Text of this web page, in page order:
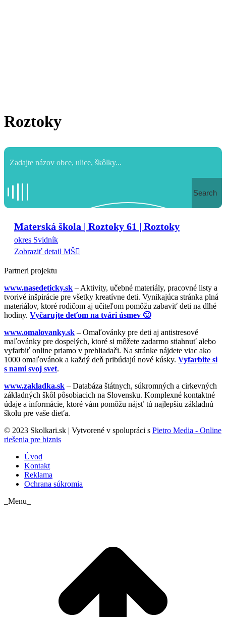
Roztoky
Search
Materská škola | Roztoky 61 | Roztoky
okres Svidník
Zobraziť detail MŠ
Partneri projektu
www.nasedeticky.sk – Aktivity, učebné materiály, pracovné listy a
tvorivé inšpirácie pre všetky kreatívne deti. Vynikajúca stránka plná
materiálov, ktoré rodičom aj učiteľom pomôžu zabaviť deti na dlhé
hodiny. Vyčarujte deťom na tvári úsmev 🙂
www.omalovanky.sk – Omaľovánky pre deti aj antistresové
maľovánky pre dospelých, ktoré si môžete zadarmo stiahnuť alebo
vyfarbiť online priamo v prehliadači. Na stránke nájdete viac ako
1000 omaľovánok a každý deň pribúdajú nové kúsky. Vyfarbite si
s nami svoj svet.
www.zakladka.sk – Databáza štátnych, súkromných a cirkevných
základných škôl pôsobiacich na Slovensku. Komplexné kontaktné
údaje a informácie, ktoré vám pomôžu nájsť tú najlepšiu základnú
školu pre vaše dieťa.
© 2023 Skolkari.sk | Vytvorené v spolupráci s Pietro Media - Online
riešenia pre biznis
Úvod
Kontakt
Reklama
Ochrana súkromia
_Menu_